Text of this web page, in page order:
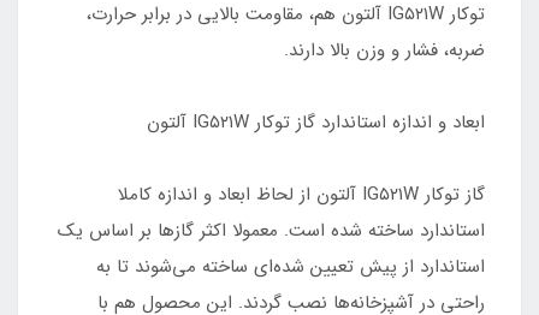
توکار IG۵۲۱W آلتون هم، مقاومت بالایی در برابر حرارت،
ضربه، فشار و وزن بالا دارند.
ابعاد و اندازه استاندارد گاز توکار IG۵۲۱W آلتون
گاز توکار IG۵۲۱W آلتون از لحاظ ابعاد و اندازه کاملا
استاندارد ساخته شده است. معمولا اکثر گازها بر اساس یک
استاندارد از پیش تعیین شده‌ای ساخته می‌شوند تا به
راحتی در آشپزخانه‌ها نصب گردند. این محصول هم با